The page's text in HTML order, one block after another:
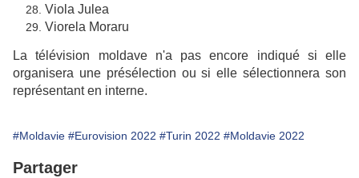
Viola Julea
Viorela Moraru
La télévision moldave n'a pas encore indiqué si elle
organisera une présélection ou si elle sélectionnera son
représentant en interne.
#Moldavie #Eurovision 2022 #Turin 2022 #Moldavie 2022
Partager